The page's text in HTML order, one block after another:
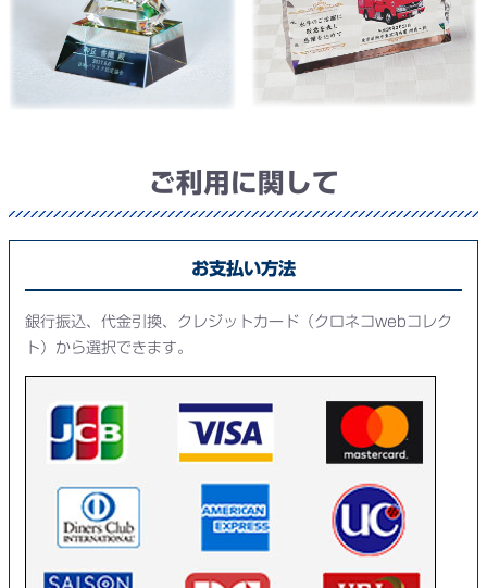
ご利用に関して
お支払い方法
銀行振込、代金引換、クレジットカード（クロネコwebコレク
ト）から選択できます。